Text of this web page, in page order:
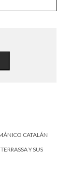
CATALÁN
Y SUS